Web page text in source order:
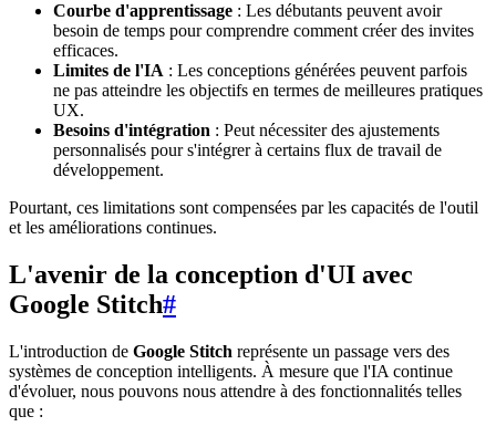
Courbe d'apprentissage : Les débutants peuvent avoir
besoin de temps pour comprendre comment créer des invites
efficaces.
Limites de l'IA : Les conceptions générées peuvent parfois
ne pas atteindre les objectifs en termes de meilleures pratiques
UX.
Besoins d'intégration : Peut nécessiter des ajustements
personnalisés pour s'intégrer à certains flux de travail de
développement.
Pourtant, ces limitations sont compensées par les capacités de l'outil
et les améliorations continues.
L'avenir de la conception d'UI avec
Google Stitch#
L'introduction de Google Stitch représente un passage vers des
systèmes de conception intelligents. À mesure que l'IA continue
d'évoluer, nous pouvons nous attendre à des fonctionnalités telles
que :